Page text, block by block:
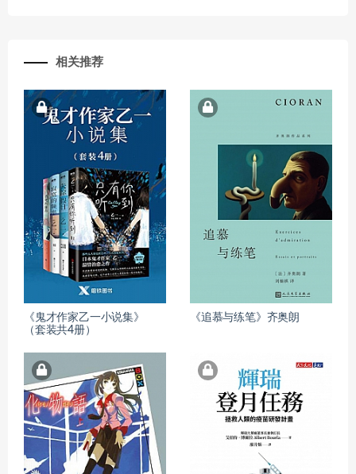
相关推荐
《鬼才作家乙一小说集》
（套装共4册）
《追慕与练笔》齐奥朗